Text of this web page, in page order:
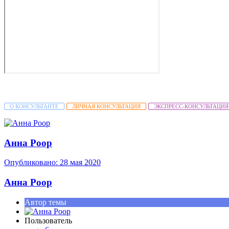
О КОНСУЛЬТАНТЕ ЛИЧНАЯ КОНСУЛЬТАЦИЯ ЭКСПРЕСС-КОНСУЛЬТАЦИЯ
Анна Роор
Опубликовано: 28 мая 2020
Анна Роор
Автор темы
Пользователь